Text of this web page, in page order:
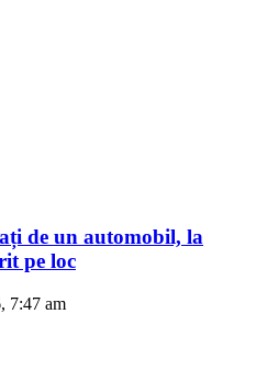
de un automobil, la
pe loc
7:47 am